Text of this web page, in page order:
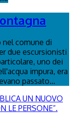
nel comune di
due escursionisti
uno dei
impura, era
passato...